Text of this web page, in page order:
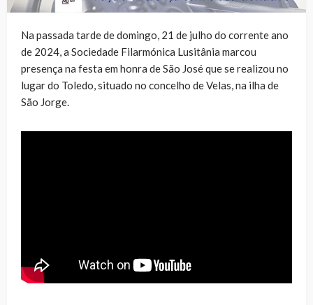
Na passada tarde de domingo, 21 de julho do corrente ano
de 2024, a Sociedade Filarmónica Lusitânia marcou
presença na festa em honra de São José que se realizou no
lugar do Toledo, situado no concelho de Velas, na ilha de
São Jorge.